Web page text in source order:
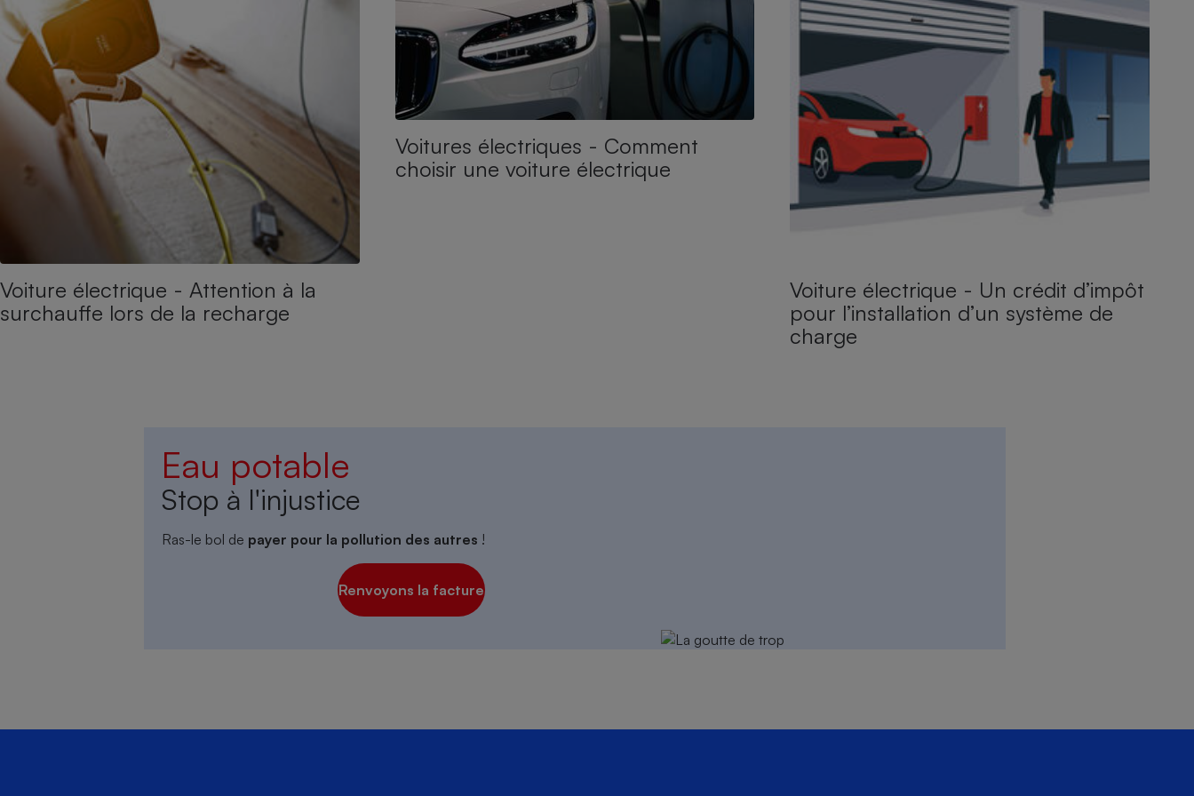
Voiture électrique - Attention à la
surchauffe lors de la recharge
Voitures électriques - Comment
choisir une voiture électrique
Voiture électrique - Un crédit d’impôt
pour l’installation d’un système de
charge
Eau potable
Stop à l'injustice
Ras-le bol de payer pour la pollution des autres !
Renvoyons la facture